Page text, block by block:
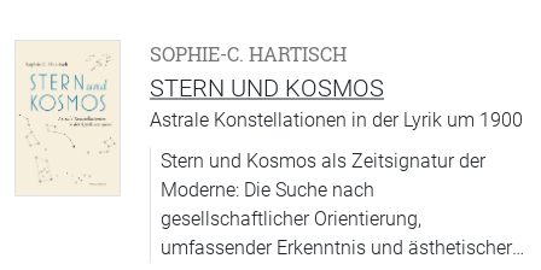
SOPHIE-C. HARTISCH
STERN UND KOSMOS
Astrale Konstellationen in der Lyrik um 1900
Stern und Kosmos als Zeitsignatur der
Moderne: Die Suche nach
gesellschaftlicher Orientierung,
umfassender Erkenntnis und ästhetischer